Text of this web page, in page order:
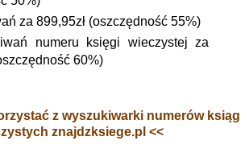
za 899,95zł (oszczędność 55%)
numeru księgi wieczystej za
60%)
z wyszukiwarki numerów ksiąg
znajdzksiege.pl <<